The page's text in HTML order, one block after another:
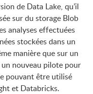
de Data Lake, qu’il
sur du storage Blob
analyses effectuées
stockées dans un
manière que sur un
nouveau pilote pour
pouvant être utilisé
et Databricks.